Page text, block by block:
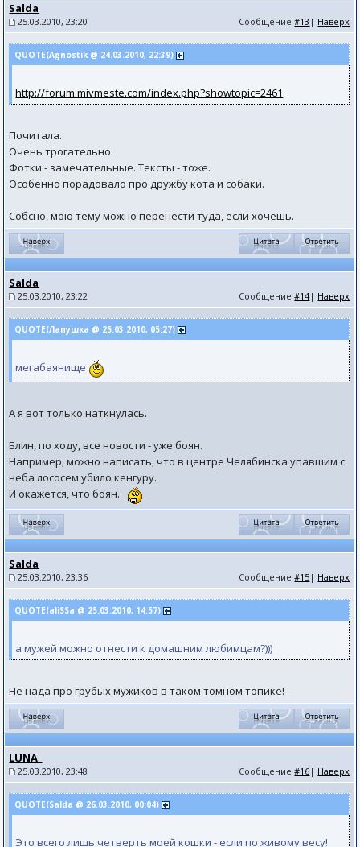
Salda
25.03.2010, 23:20 Сообщение#13 | Наверх
QUOTE(Agnostik @ 24.03.2010, 22:39)
http://forum.mivmeste.com/index.php?showtopic=2461
Почитала.
Очень трогательно.
Фотки - замечательные. Тексты - тоже.
Особенно порадовало про дружбу кота и собаки.
Собсно, мою тему можно перенести туда, если хочешь.
Salda
25.03.2010, 23:22 Сообщение#14| Наверх
QUOTE(Лапушка @ 25.03.2010, 05:27)
мегабаянище
А я вот только наткнулась.
Блин, по ходу, все новости - уже боян.
Например, можно написать, что в центре Челябинска упавшим с
неба лососем убило кенгуру.
И окажется, что боян.
Salda
25.03.2010, 23:36 Сообщение#15 | Наверх
QUOTE(aliSSa @ 25.03.2010, 14:57)
а мужей можно отнести к домашним любимцам?)))
Не нада про грубых мужиков в таком томном топике!
LUNA_
25.03.2010, 23:48 Сообщение#16 | Наверх
QUOTE(Salda @ 26.03.2010, 00:04)
Это всего лишь четверть моей кошки - если по живому весу!